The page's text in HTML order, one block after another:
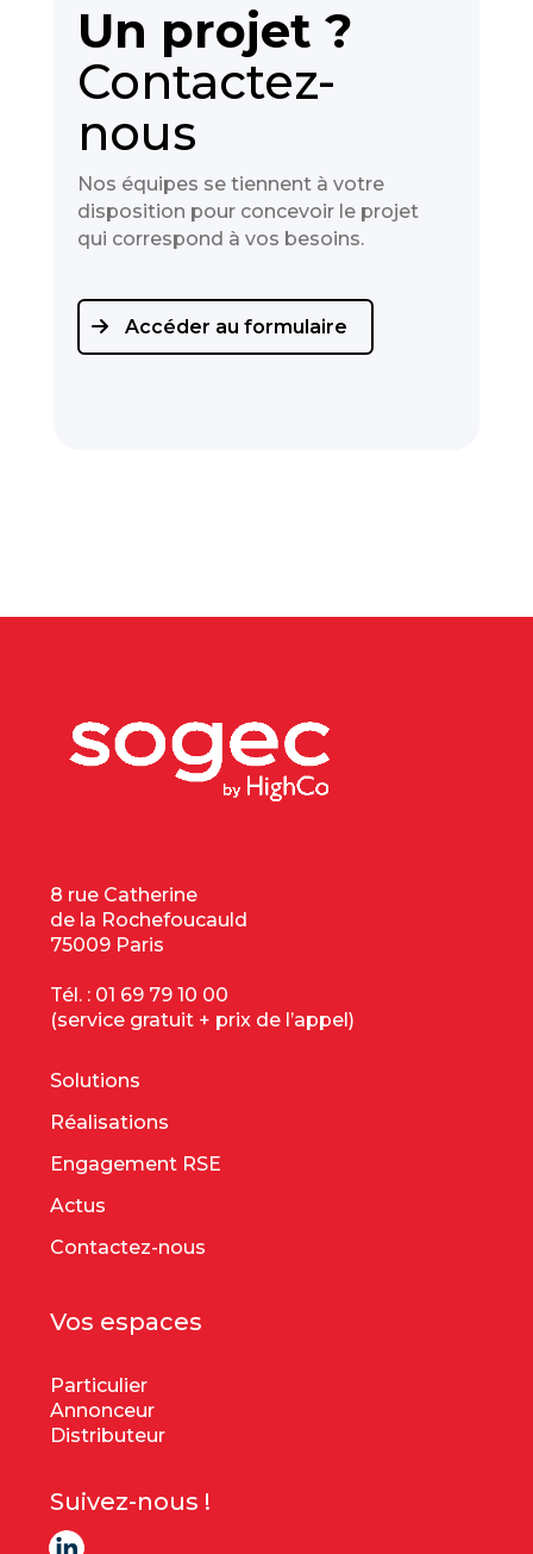
Un projet ?
Contactez-
nous
Nos équipes se tiennent à votre
disposition pour concevoir le projet
qui correspond à vos besoins.
Accéder au formulaire
8 rue Catherine
de la Rochefoucauld
75009 Paris
Tél. : 01 69 79 10 00
(service gratuit + prix de l’appel)
Solutions
Réalisations
Engagement RSE
Actus
Contactez-nous
Vos espaces
Particulier
Annonceur
Distributeur
Suivez-nous !